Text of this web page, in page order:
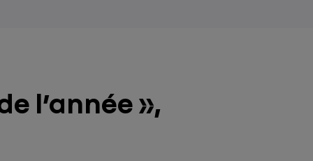
l’année »,